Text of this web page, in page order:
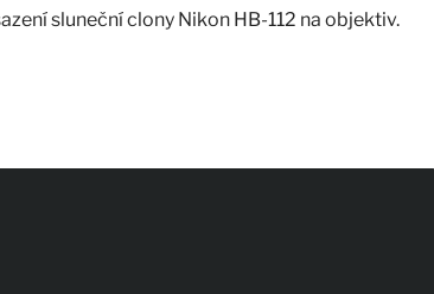
sluneční clony Nikon HB-112 na objektiv.